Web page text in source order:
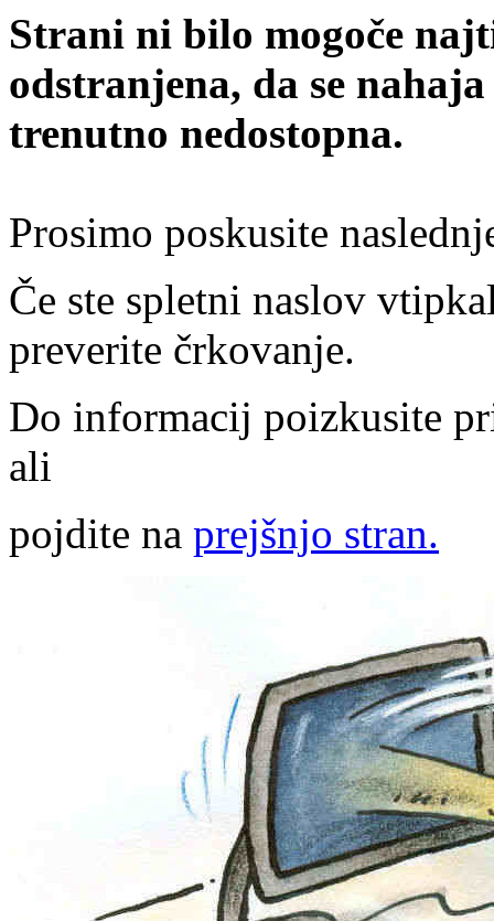
Strani ni bilo mogoče
odstranjena, da se
trenutno nedostopna.
Prosimo poskusite
Če ste spletni naslov
preverite črkovanje.
Do informacij poizkusite
ali
pojdite na prejšnjo stran.